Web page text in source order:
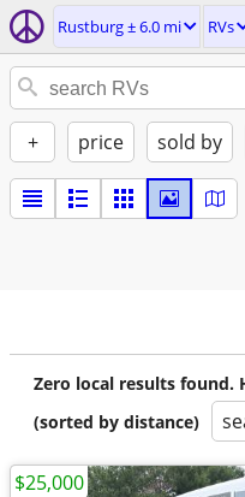
Rustburg ± 6.0 mi RVs
+ price sold by
Zero local results found.
(sorted by distance)
$25,000